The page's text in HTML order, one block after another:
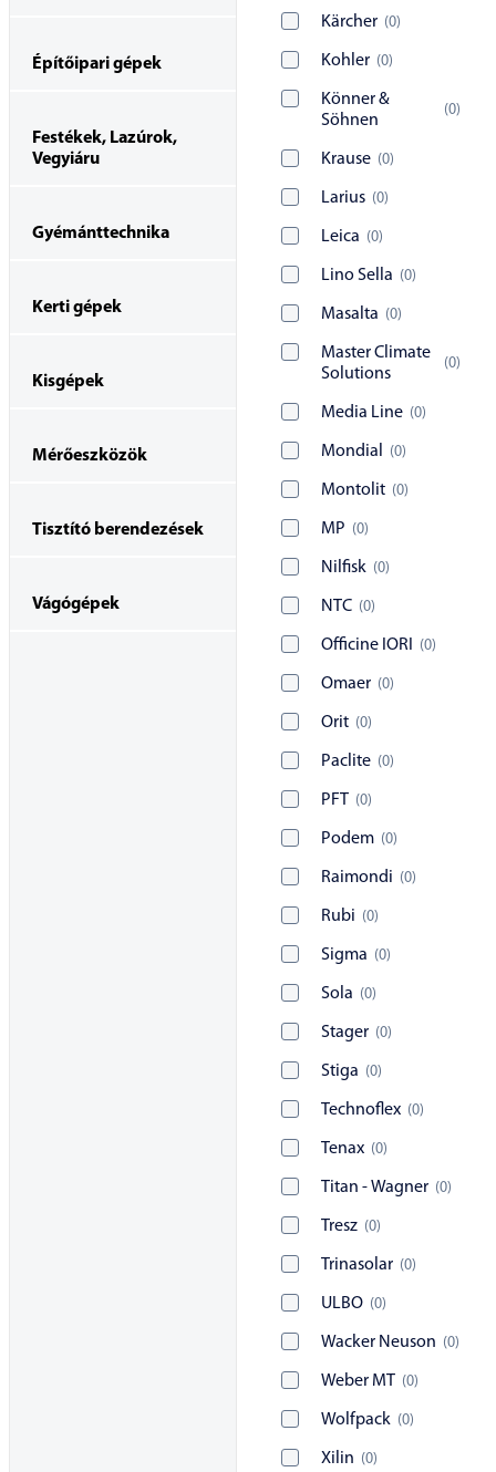
Kärcher (0)
Kohler (0)
Könner &
Söhnen
(0)
Krause (0)
Larius (0)
Leica (0)
Lino Sella (0)
Masalta (0)
Master Climate
Solutions
(0)
Media Line (0)
Mondial (0)
Montolit (0)
MP (0)
Nilfisk (0)
NTC (0)
Officine IORI (0)
Omaer (0)
Orit (0)
Paclite (0)
PFT (0)
Podem (0)
Raimondi (0)
Rubi (0)
Sigma (0)
Sola (0)
Stager (0)
Stiga (0)
Technoflex (0)
Tenax (0)
Titan - Wagner (0)
Tresz (0)
Trinasolar (0)
ULBO (0)
Wacker Neuson (0)
Weber MT (0)
Wolfpack (0)
Xilin (0)
Építőipari gépek
Festékek, Lazúrok,
Vegyiáru
Gyémánttechnika
Kerti gépek
Kisgépek
Mérőeszközök
Tisztító berendezések
Vágógépek